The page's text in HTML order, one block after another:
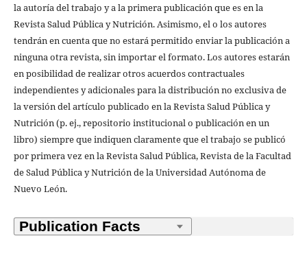
la autoría del trabajo y a la primera publicación que es en la
Revista Salud Pública y Nutrición. Asimismo, el o los autores
tendrán en cuenta que no estará permitido enviar la publicación a
ninguna otra revista, sin importar el formato. Los autores estarán
en posibilidad de realizar otros acuerdos contractuales
independientes y adicionales para la distribución no exclusiva de
la versión del artículo publicado en la Revista Salud Pública y
Nutrición (p. ej., repositorio institucional o publicación en un
libro) siempre que indiquen claramente que el trabajo se publicó
por primera vez en la Revista Salud Pública, Revista de la Facultad
de Salud Pública y Nutrición de la Universidad Autónoma de
Nuevo León.